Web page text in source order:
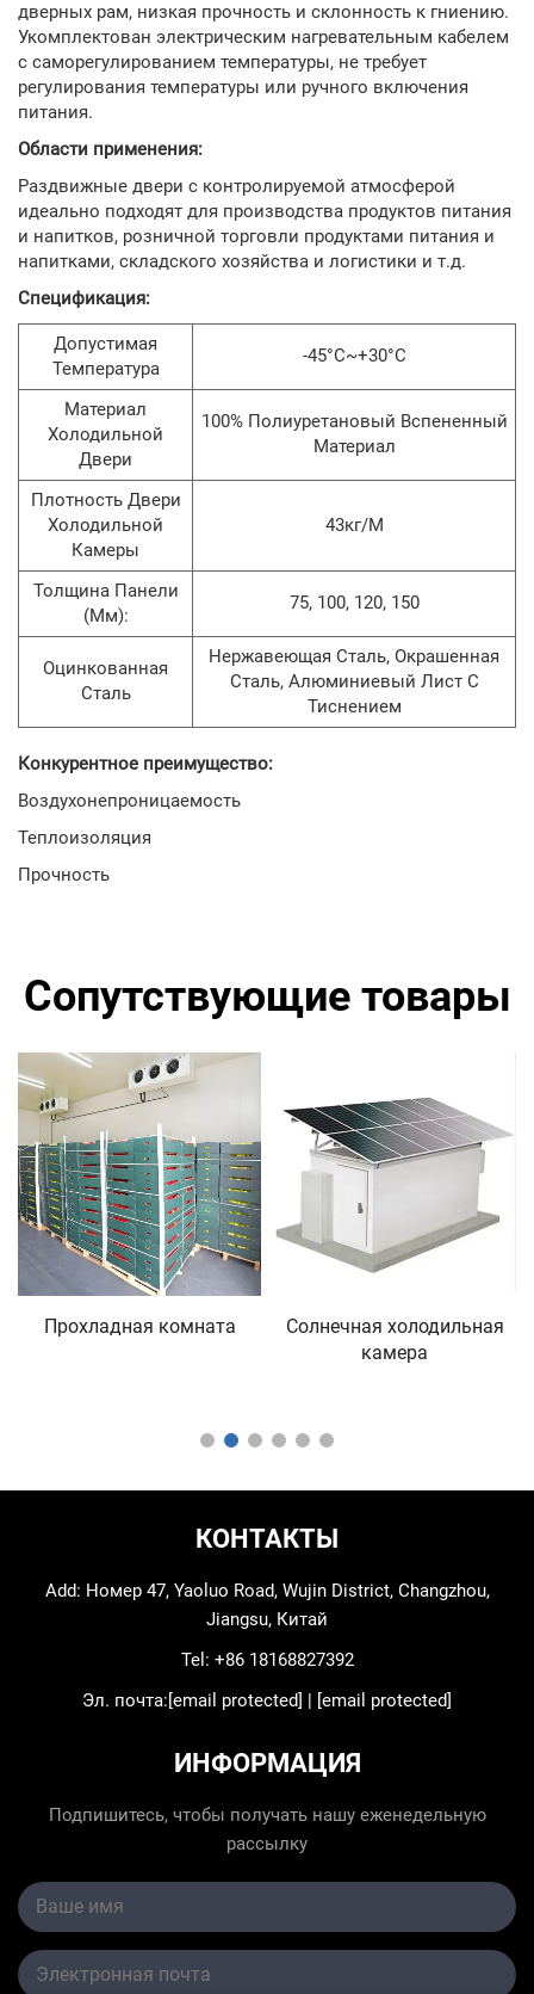
дверных рам, низкая прочность и склонность к гниению.
Укомплектован электрическим нагревательным кабелем
с саморегулированием температуры, не требует
регулирования температуры или ручного включения
питания.
Области применения:
Раздвижные двери с контролируемой атмосферой
идеально подходят для производства продуктов питания
и напитков, розничной торговли продуктами питания и
напитками, складского хозяйства и логистики и т.д.
Спецификация:
Допустимая
Температура
-45°C~+30°C
Материал
Холодильной
Двери
100% Полиуретановый Вспененный
Материал
Плотность Двери
Холодильной
Камеры
43кг/м
Толщина Панели
(мм):
75, 100, 120, 150
Оцинкованная
Сталь
Нержавеющая Сталь, Окрашенная
Сталь, Алюминиевый Лист С
Тиснением
Конкурентное преимущество:
Воздухонепроницаемость
Теплоизоляция
Прочность
Сопутствующие товары
Прохладная комната
Солнечная холодильная
камера
КОНТАКТЫ
Add: Номер 47, Yaoluo Road, Wujin District, Changzhou,
Jiangsu, Китай
Tel: +86 18168827392
Эл. почта: [email protected] [email protected]
ИНФОРМАЦИЯ
Подпишитесь, чтобы получать нашу еженедельную
рассылку